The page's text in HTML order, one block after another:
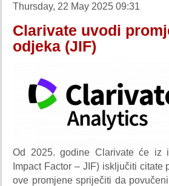
Thursday, 22 May 2025 09:31
Clarivate uvodi
odjeka (JIF)
Od 2025. godine Clarivate će iz
Impact Factor – JIF) isključiti
ove promjene spriječiti da